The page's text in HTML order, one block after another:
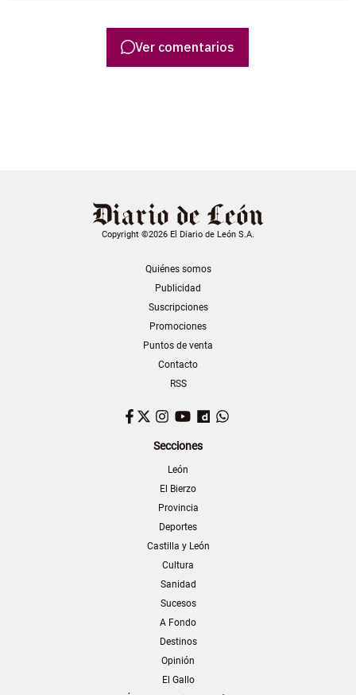
Ver comentarios
Copyright ©2026 El Diario de León S.A.
Quiénes somos
Publicidad
Suscripciones
Promociones
Puntos de venta
Contacto
RSS
Facebook
TwitterInstagram
YouTubeDailymotion
Secciones
León
El Bierzo
Provincia
Deportes
Castilla y León
Cultura
Sanidad
Sucesos
A Fondo
Destinos
Opinión
El Gallo